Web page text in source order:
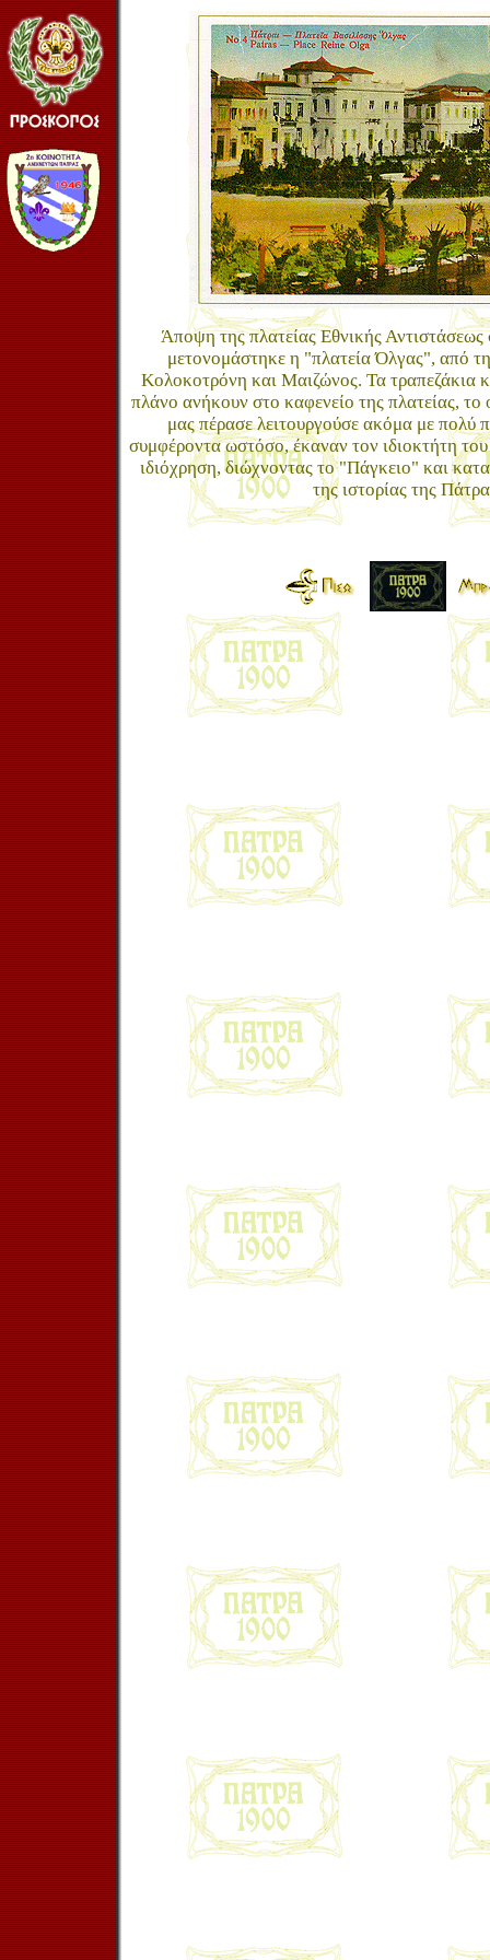
Άποψη της πλατείας Εθνικής
μετονομάστηκε η "πλατεία Όλγας", από
Κολοκοτρόνη και Μαιζώνος. Τα τραπεζάκια
πλάνο ανήκουν στο καφενείο της πλατείας, το
μας πέρασε λειτουργούσε ακόμα με πολύ
συμφέροντα ωστόσο, έκαναν τον ιδιοκτήτη του
ιδιόχρηση, διώχνοντας το "Πάγκειο" και
της ιστορίας της